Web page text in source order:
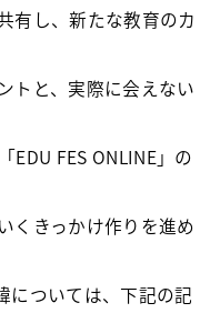
有し、新たな教育のカ
トと、実際に会えない
EDU FES ONLINE」の
くきっかけ作りを進め
については、下記の記